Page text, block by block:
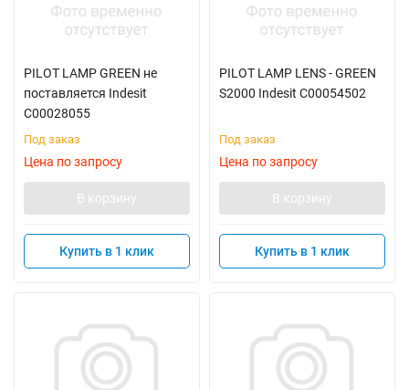
PILOT LAMP GREEN не
поставляется Indesit
C00028055
Под заказ
Цена по запросу
В корзину
Купить в 1 клик
PILOT LAMP LENS - GREEN
S2000 Indesit C00054502
Под заказ
Цена по запросу
В корзину
Купить в 1 клик